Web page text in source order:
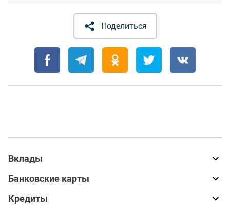
Поделиться
Вклады
Банковские карты
Кредиты